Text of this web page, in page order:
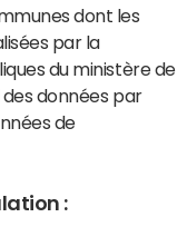
dont les
par la
du ministère de
des données par
de
: